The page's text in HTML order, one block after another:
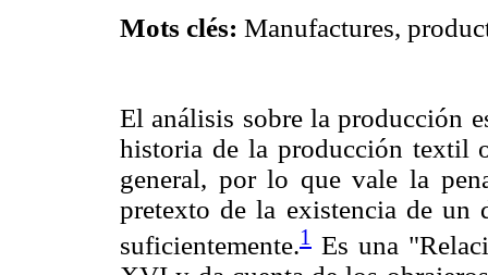
Mots clés: Manufactures,
El análisis sobre la producción
historia de la producción textil
general, por lo que vale la
pretexto de la existencia de un
suficientemente.1 Es una